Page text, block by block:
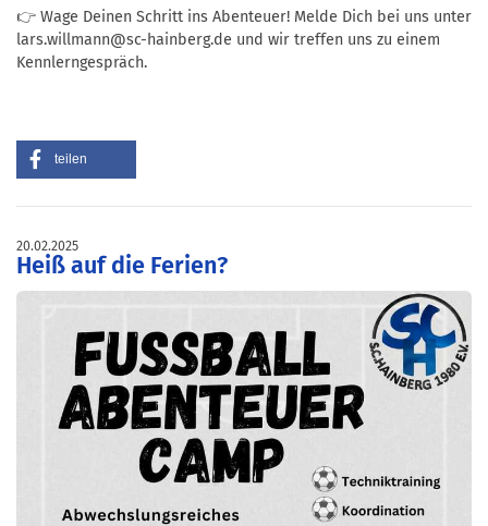
👉 Wage Deinen Schritt ins Abenteuer! Melde Dich bei uns unter
lars.willmann@sc-hainberg.de und wir treffen uns zu einem
Kennlerngespräch.
teilen
20.02.2025
Heiß auf die Ferien?